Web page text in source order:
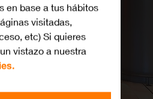
en base a tus hábitos
visitadas,
etc) Si quieres
vistazo a nuestra